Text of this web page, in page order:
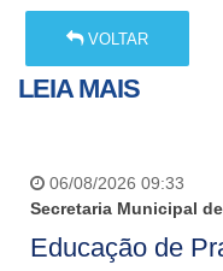
VOLTAR
LEIA MAIS
06/08/2026 09:33
Secretaria Municipal
Educação de